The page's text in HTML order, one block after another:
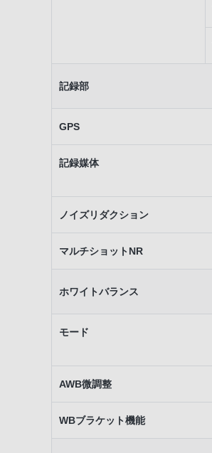
記録部
GPS
記録媒体
ノイズリダクション
マルチショットNR
ホワイトバランス
モード
AWB微調整
WBブラケット機能